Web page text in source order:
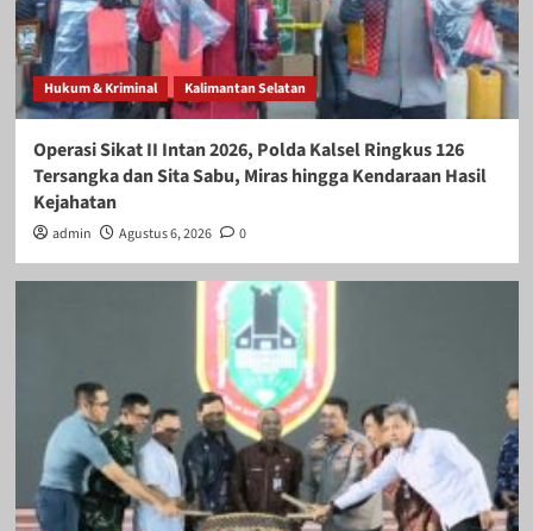
Hukum & Kriminal Kalimantan Selatan
Operasi Sikat II Intan 2026, Polda Kalsel Ringkus 126
Tersangka dan Sita Sabu, Miras hingga Kendaraan Hasil
Kejahatan
admin Agustus 6, 2026 0